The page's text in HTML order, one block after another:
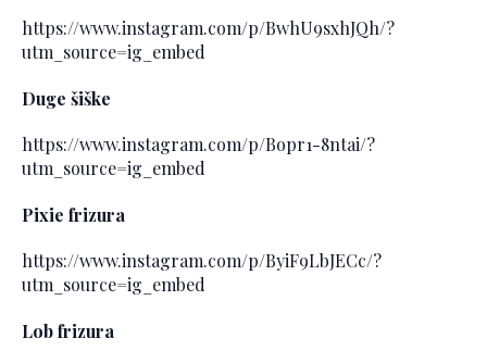
https://www.instagram.com/p/BwhU9sxhJQh/?
utm_source=ig_embed
Duge šiške
https://www.instagram.com/p/Bopr1-8ntai/?
utm_source=ig_embed
Pixie frizura
https://www.instagram.com/p/ByiF9LbJECc/?
utm_source=ig_embed
Lob frizura